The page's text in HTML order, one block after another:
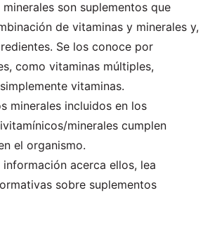
son suplementos que
de vitaminas y minerales y,
Se los conoce por
como vitaminas múltiples,
vitaminas.
minerales incluidos en los
minerales cumplen
el organismo.
acerca ellos, lea
sobre suplementos